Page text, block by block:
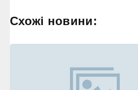
Схожі новини: